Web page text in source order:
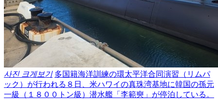
사진 크게보기 多国籍海洋訓練の環太平洋合同演習（リムパ
ック）が行われる８日、米ハワイの真珠湾基地に韓国の孫元
一級（１８００トン級）潜水艦「李範奭」が停泊している。